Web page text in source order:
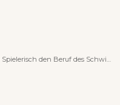
Spielerisch den Beruf des Schwimmmeisters im Freibad kennengelernt